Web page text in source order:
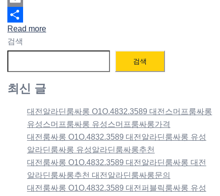
Email
Share
Read more
검색
검색
최신 글
대전알라딘룸싸롱 O1O.4832.3589 대전스머프룸싸롱
유성스머프룸싸롱 유성스머프룸싸롱가격
대전룸싸롱 O1O.4832.3589 대전알라딘룸싸롱 유성
알라딘룸싸롱 유성알라딘룸싸롱추천
대전룸싸롱 O1O.4832.3589 대전알라딘룸싸롱 대전
알라딘룸싸롱추천 대전알라딘룸싸롱문의
대전룸싸롱 O1O.4832.3589 대전퍼블릭룸싸롱 유성